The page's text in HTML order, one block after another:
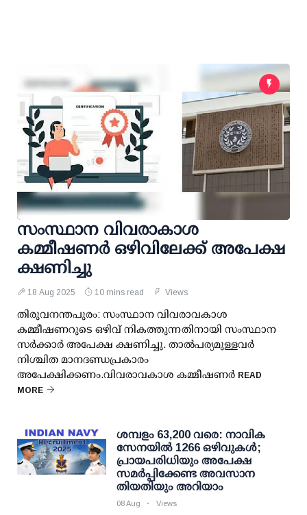
സംസ്ഥാന വിവരാകാശ
കമ്മീഷണര്‍ ഒഴിവിലേക്ക് അപേക്ഷ
ക്ഷണിച്ചു
18 Aug 2025 10 mins read Views
തിരുവനന്തപുരം: സംസ്ഥാന വിവരാവകാശ
കമ്മീഷണറുടെ ഒഴിവ് നികത്തുന്നതിനായി സംസ്ഥാന
സര്‍ക്കാര്‍ അപേക്ഷ ക്ഷണിച്ചു. താല്‍പര്യമുള്ളവര്‍
നിശ്ചിത മാനദണ്ഡപ്രകാരം
അപേക്ഷിക്കണം.വിവരാവകാശ കമ്മീഷണര്‍ READ
MORE
ശമ്പളം 63,200 വരെ: നാവിക
സേനയില്‍ 1266 ഒഴിവുകള്‍;
പ്രായപരിധിയും അപേക്ഷ
സമര്‍പ്പിക്കേണ്ട അവസാന
തിയതിയും അറിയാം
08 Aug Views